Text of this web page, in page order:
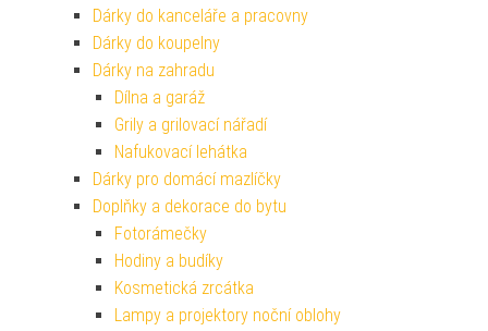
Dárky do kanceláře a pracovny
Dárky do koupelny
Dárky na zahradu
Dílna a garáž
Grily a grilovací nářadí
Nafukovací lehátka
Dárky pro domácí mazlíčky
Doplňky a dekorace do bytu
Fotorámečky
Hodiny a budíky
Kosmetická zrcátka
Lampy a projektory noční oblohy